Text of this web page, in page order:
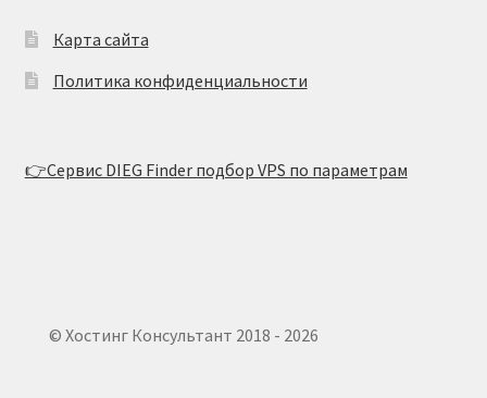
Карта сайта
Политика конфиденциальности
👉Сервис DIEG Finder подбор VPS по параметрам
© Хостинг Консультант 2018 - 2026